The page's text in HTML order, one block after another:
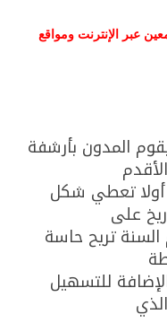
عبر الإنترنت ومواقع
المدون بأرشفة
تعطي شكل
على
تريح حاسة
للتسهيل